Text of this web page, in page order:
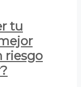
tu
riesgo